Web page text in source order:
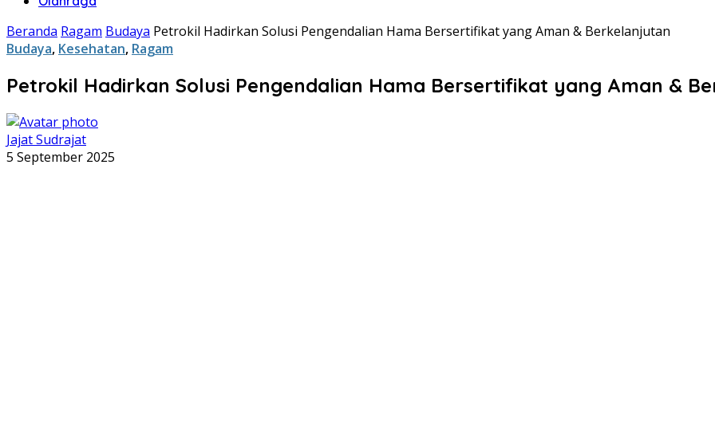
Beranda Ragam Budaya Petrokil Hadirkan Solusi Pengendalian Hama Bersertifikat yang Aman & Berkelanjutan
Budaya, Kesehatan, Ragam
Petrokil Hadirkan Solusi Pengendalian Hama Bersertifikat yang Aman &
Jajat Sudrajat
5 September 2025